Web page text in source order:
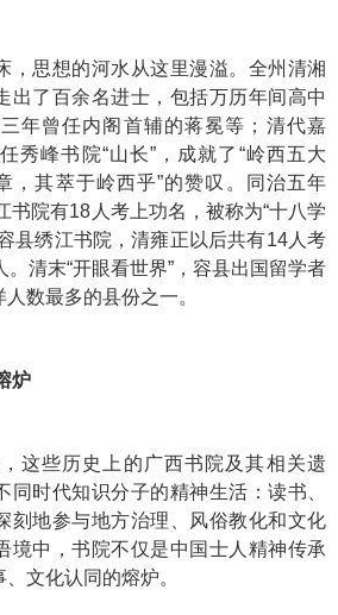
，思想的河水从这里漫溢。全州清湘
出了百余名进士，包括万历年间高中
年曾任内阁首辅的蒋冕等；清代嘉
秀峰书院“山长”，成就了“岭西五大
，其萃于岭西乎”的赞叹。同治五年
书院有18人考上功名，被称为“十八学
县绣江书院，清雍正以后共有14人考
清末“开眼看世界”，容县出国留学者
数最多的县份之一。
炉
这些历史上的广西书院及其相关遗
同时代知识分子的精神生活：读书、
刻地参与地方治理、风俗教化和文化
境中，书院不仅是中国士人精神传承
文化认同的熔炉。